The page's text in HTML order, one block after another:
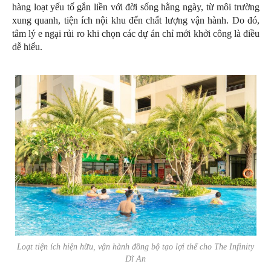
hàng loạt yếu tố gắn liền với đời sống hằng ngày, từ môi trường
xung quanh, tiện ích nội khu đến chất lượng vận hành. Do đó,
tâm lý e ngại rủi ro khi chọn các dự án chỉ mới khởi công là điều
dễ hiểu.
Loạt tiện ích hiện hữu, vận hành đồng bộ tạo lợi thế cho The Infinity
Dĩ An